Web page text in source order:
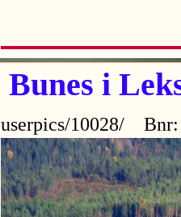
Bunes i
userpics/10028/ Bnr: